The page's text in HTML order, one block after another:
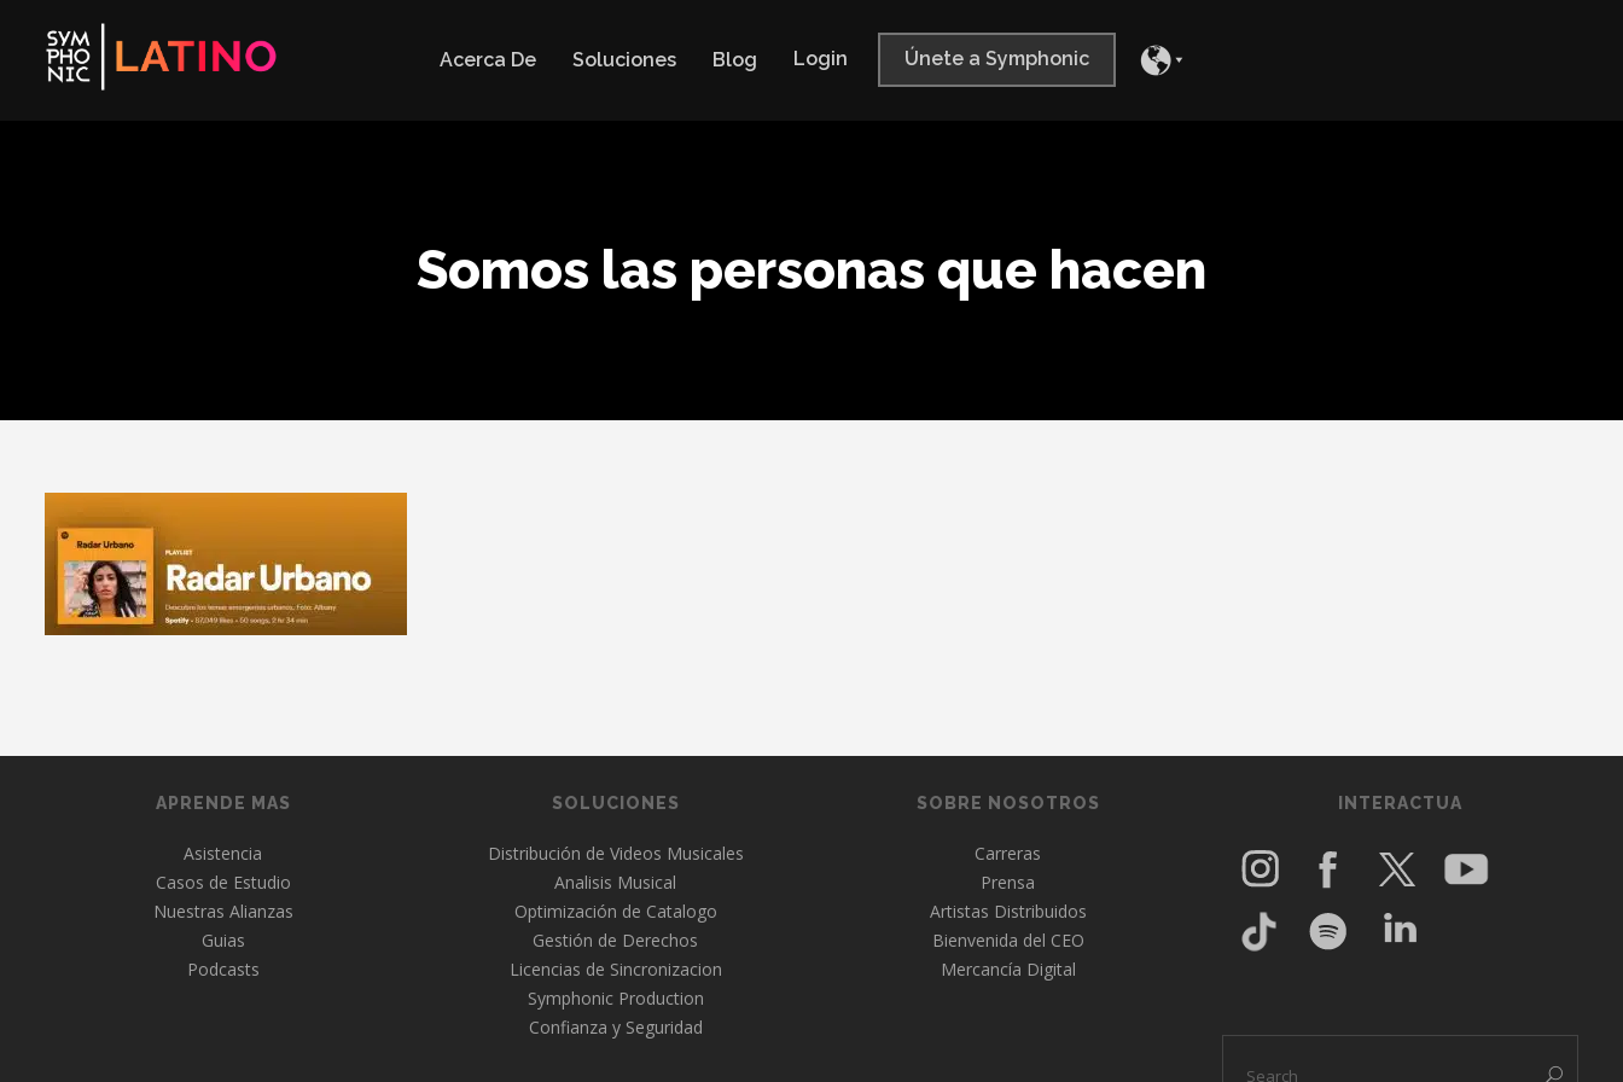
Acerca De Soluciones Blog Login Únete a Symphonic
Somos las personas que hacen
APRENDE MAS
Asistencia
Casos de Estudio
Nuestras Alianzas
Guias
Podcasts
SOLUCIONES
Distribución de Videos Musicales
Analisis Musical
Optimización de Catalogo
Gestión de Derechos
Licencias de Sincronizacion
Symphonic Production
Confianza y Seguridad
SOBRE NOSOTROS
Carreras
Prensa
Artistas Distribuidos
Bienvenida del CEO
Mercancía Digital
INTERACTUA